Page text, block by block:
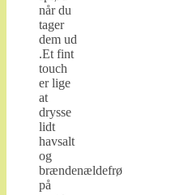
når du
tager
dem ud
.Et fint
touch
er lige
at
drysse
lidt
havsalt
og
brændenældefrø
på